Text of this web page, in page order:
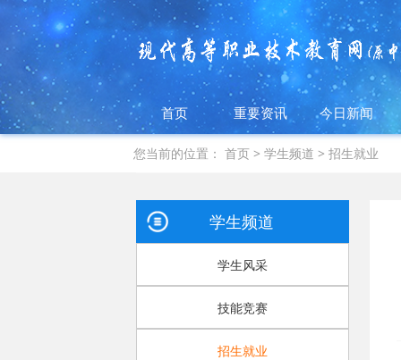
首页 重要资讯 今日新闻
您当前的位置：首页 >学生频道 >招生就业
学生频道
学生风采
技能竞赛
招生就业